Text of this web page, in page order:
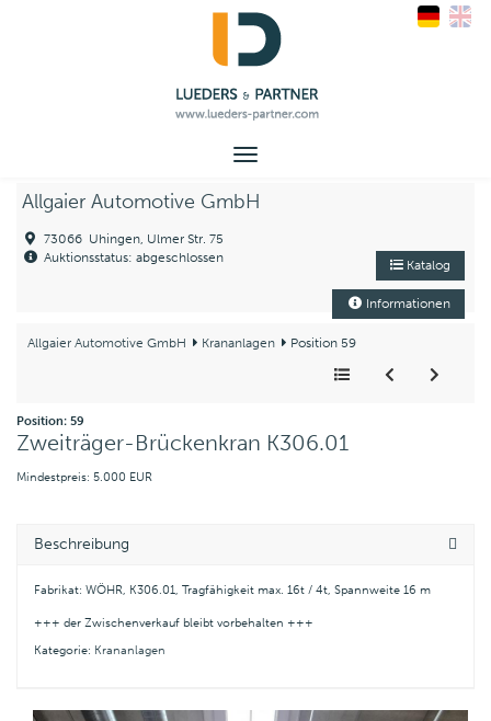
Toggle
Allgaier Automotive GmbH
73066 Uhingen, Ulmer Str. 75
Auktionsstatus: abgeschlossen
Katalog
Informationen
Allgaier Automotive GmbH Krananlagen Position 59
Position: 59
Zweiträger-Brückenkran K306.01
Mindestpreis: 5.000 EUR
Beschreibung
Fabrikat: WÖHR, K306.01, Tragfähigkeit max. 16t / 4t, Spannweite 16 m
+++ der Zwischenverkauf bleibt vorbehalten +++
Kategorie: Krananlagen